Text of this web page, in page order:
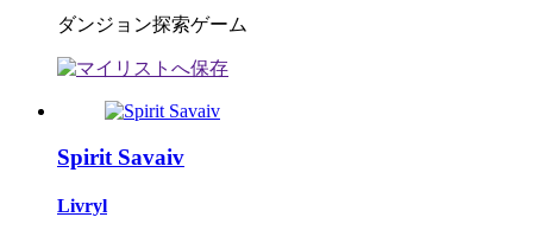
ダンジョン探索ゲーム
Spirit Savaiv
Livryl